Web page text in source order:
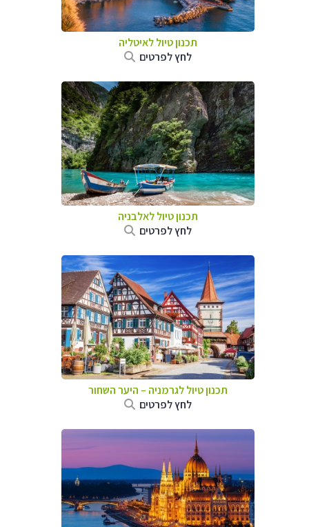
תכנון טיול לאיטליה
לחץ לפרטים
תכנון טיול לאלבניה
לחץ לפרטים
תכנון טיול לגרמניה – היער השחור
לחץ לפרטים